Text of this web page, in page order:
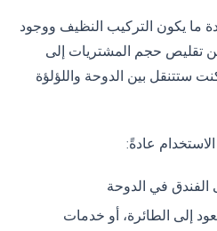
ما يكون التركيب النظيف ووجود
تقليص حجم المشتريات إلى
ستتنقل بين الدوحة واللؤلؤة
عادةً:
الفندق في الدوحة
إلى الطائرة، أو خدمات